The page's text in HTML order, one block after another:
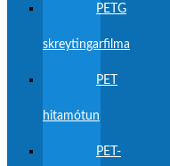
PETG
skreytingarfilma
PET
hitamótun
PET-